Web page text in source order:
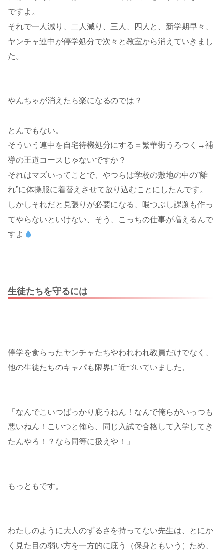
ですよ。
それで一人減り、二人減り、三人、四人と、新学期早々、
ヤンチャ連中が停学処分で次々と教室から消えていきまし
た。
やんちゃが消えたら楽になるのでは？
とんでもない。
そういう連中を自宅待機処分にする＝繁華街うろつく→補
導の王道コースじゃないですか？
それはマズいってことで、やつらは学校の敷地の中の”離
れ”に体操服に着替えさせて放り込むことにしたんです。
しかしそれだと見張りが必要になる、暇つぶし課題も作っ
てやらないといけない、そう、こっちの仕事が増えるんで
すよ
生徒たちを守るには
停学を食らったヤンチャたちやわれわれ教員だけでなく、
他の生徒たちのキャパも限界に近づいていました。
「なんでこいつばっかり庇うねん！なんで俺らがいっつも
悪いねん！こいつと俺ら、同じ入試で合格して入学してき
たんやろ！？なら同等に扱えや！」
もっともです。
わたしのように大人のずるさを持ってない先生は、とにか
く見た目の弱い方を一方的に庇う（保身ともいう）ため、